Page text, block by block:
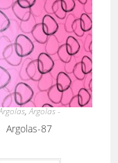
,Argolas -
Argolas-87